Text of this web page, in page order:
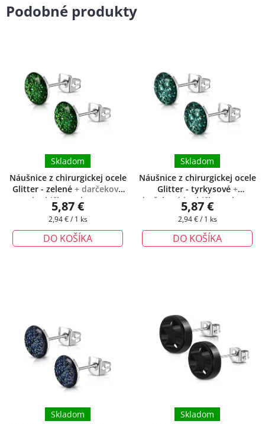
Podobné produkty
Náušnice z chirurgickej ocele
Glitter - zelené + darčeková
krabička zadarmo
Skladom
5,87 €
Jednotková
2,94 € / 1 ks
DO KOŠÍKA
Náušnice z chirurgickej ocele
Glitter - tyrkysové +
darčeková krabička zadarmo
Skladom
5,87 €
Jednotková
2,94 € / 1 ks
DO KOŠÍKA
Skladom Skladom